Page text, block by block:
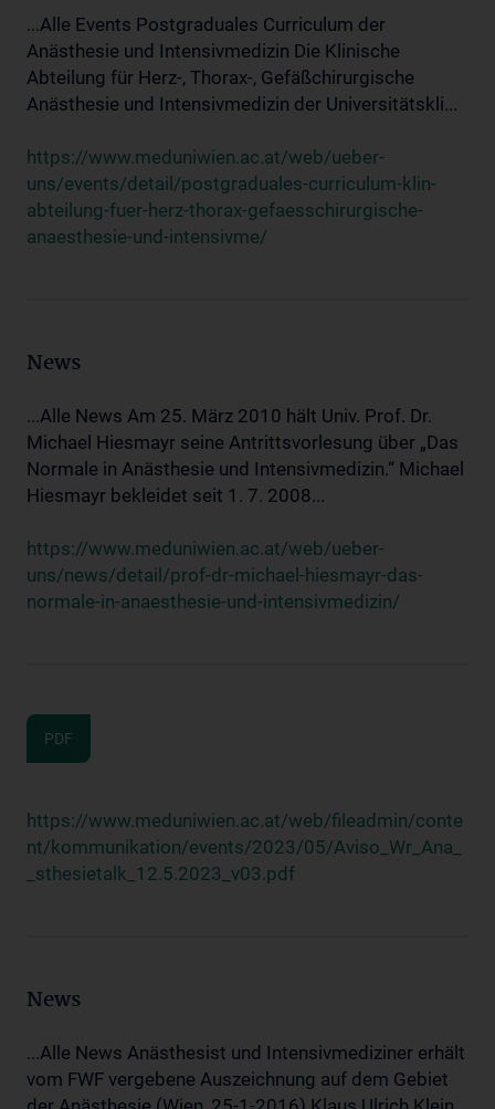
...Alle Events Postgraduales Curriculum der
Anästhesie und Intensivmedizin Die Klinische
Abteilung für Herz-, Thorax-, Gefäßchirurgische
Anästhesie und Intensivmedizin der Universitätskli...
https://www.meduniwien.ac.at/web/ueber-
uns/events/detail/postgraduales-curriculum-klin-
abteilung-fuer-herz-thorax-gefaesschirurgische-
anaesthesie-und-intensivme/
News
...Alle News Am 25. März 2010 hält Univ. Prof. Dr.
Michael Hiesmayr seine Antrittsvorlesung über „Das
Normale in Anästhesie und Intensivmedizin.“ Michael
Hiesmayr bekleidet seit 1. 7. 2008...
https://www.meduniwien.ac.at/web/ueber-
uns/news/detail/prof-dr-michael-hiesmayr-das-
normale-in-anaesthesie-und-intensivmedizin/
PDF
https://www.meduniwien.ac.at/web/fileadmin/conte
nt/kommunikation/events/2023/05/Aviso_Wr_Ana_
_sthesietalk_12.5.2023_v03.pdf
News
...Alle News Anästhesist und Intensivmediziner erhält
vom FWF vergebene Auszeichnung auf dem Gebiet